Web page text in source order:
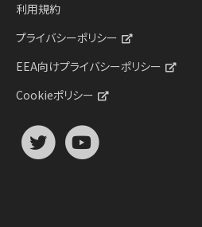
利用規約
プライバシーポリシー
EEA向けプライバシーポリシー
Cookieポリシー